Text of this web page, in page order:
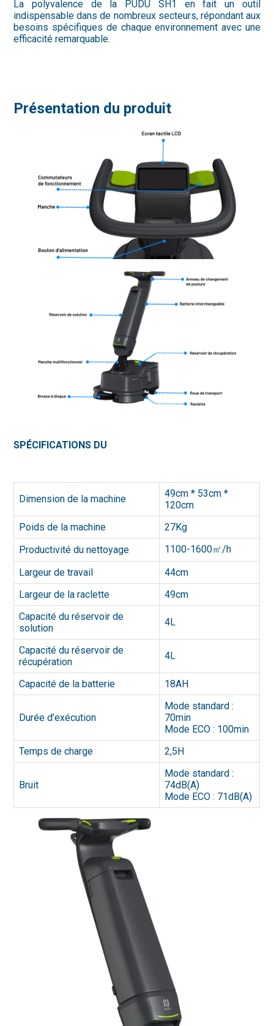
La polyvalence de la PUDU SH1 en fait un outil
indispensable dans de nombreux secteurs, répondant aux
besoins spécifiques de chaque environnement avec une
efficacité remarquable.
Présentation du produit
SPÉCIFICATIONS DU
Dimension de la machine
49cm * 53cm *
120cm
Poids de la machine
27Kg
Productivité du nettoyage
1100-1600㎡/h
Largeur de travail
44cm
Largeur de la raclette
49cm
Capacité du réservoir de
solution
4L
Capacité du réservoir de
récupération
4L
Capacité de la batterie 18AH
Durée d’exécution
Mode standard :
70min
Mode ECO : 100min
Temps de charge
2,5H
Bruit
Mode standard :
74dB(A)
Mode ECO : 71dB(A)